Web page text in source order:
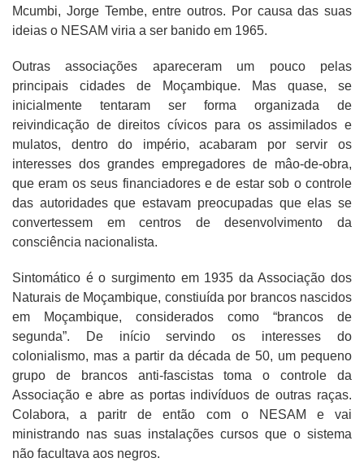
Mcumbi, Jorge Tembe, entre outros. Por causa das suas
ideias o NESAM viria a ser banido em 1965.
Outras associações apareceram um pouco pelas
principais cidades de Moçambique. Mas quase, se
inicialmente tentaram ser forma organizada de
reivindicação de direitos cívicos para os assimilados e
mulatos, dentro do império, acabaram por servir os
interesses dos grandes empregadores de mâo-de-obra,
que eram os seus financiadores e de estar sob o controle
das autoridades que estavam preocupadas que elas se
convertessem em centros de desenvolvimento da
consciência nacionalista.
Sintomático é o surgimento em 1935 da Associação dos
Naturais de Moçambique, constiuída por brancos nascidos
em Moçambique, considerados como “brancos de
segunda”. De início servindo os interesses do
colonialismo, mas a partir da década de 50, um pequeno
grupo de brancos anti-fascistas toma o controle da
Associação e abre as portas indivíduos de outras raças.
Colabora, a paritr de então com o NESAM e vai
ministrando nas suas instalações cursos que o sistema
não facultava aos negros.